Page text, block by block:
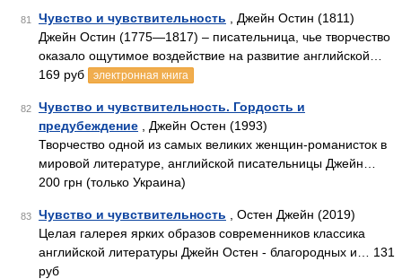
81 Чувство и чувствительность , Джейн Остин (1811)
Джейн Остин (1775—1817) – писательница, чье творчество
оказало ощутимое воздействие на развитие английской…
169 руб
электронная книга
82
Чувство и чувствительность. Гордость и
предубеждение , Джейн Остен (1993)
Творчество одной из самых великих женщин-романисток в
мировой литературе, английской писательницы Джейн…
200 грн (только Украина)
83 Чувство и чувствительность , Остен Джейн (2019)
Целая галерея ярких образов современников классика
английской литературы Джейн Остен - благородных и… 131
руб